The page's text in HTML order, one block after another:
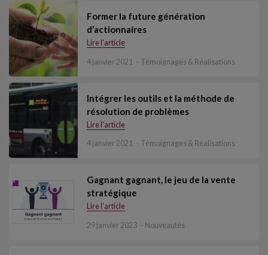
Former la future génération
d’actionnaires
Lire l'article
4 janvier 2021 Témoignages & Réalisations
Intégrer les outils et la méthode de
résolution de problèmes
Lire l'article
4 janvier 2021 Témoignages & Réalisations
Gagnant gagnant, le jeu de la vente
stratégique
Lire l'article
29 janvier 2023 Nouveautés